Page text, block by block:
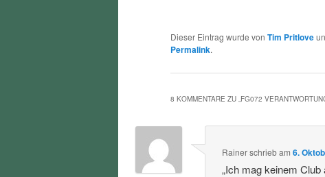
Dieser Eintrag wurde von Tim Pritlove
Permalink.
8 KOMMENTARE ZU „FG072
Rainerschriebam6.
„Ich mag keinem